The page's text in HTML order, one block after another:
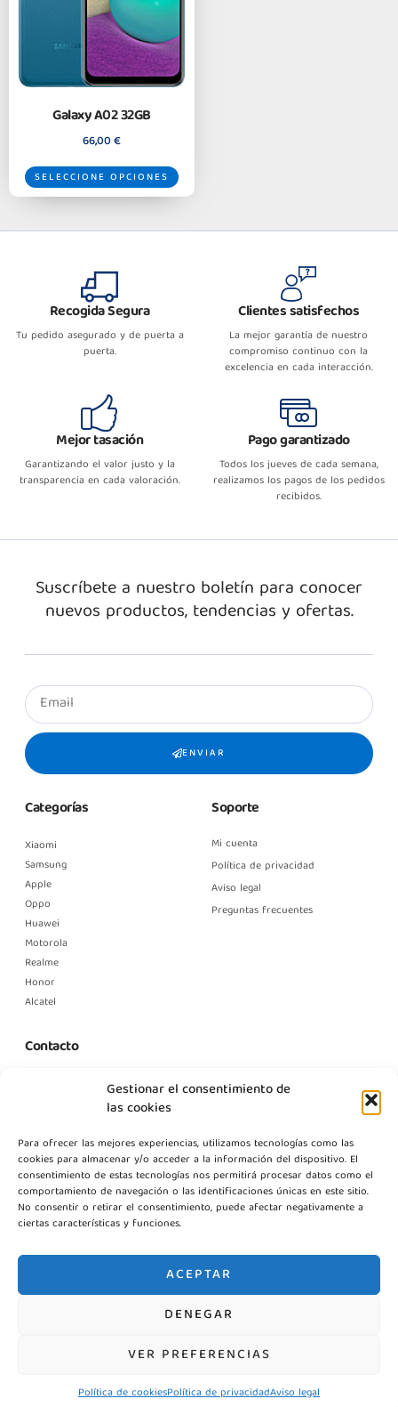
Gestionar el consentimiento de
las cookies
Para ofrecer las mejores experiencias, utilizamos tecnologías como las
cookies para almacenar y/o acceder a la información del dispositivo. El
consentimiento de estas tecnologías nos permitirá procesar datos como el
comportamiento de navegación o las identificaciones únicas en este sitio.
No consentir o retirar el consentimiento, puede afectar negativamente a
ciertas características y funciones.
ACEPTAR
DENEGAR
VER PREFERENCIAS
Política de cookiesPolítica de privacidadAviso legal
Galaxy A02 32GB
66,00€
SELECCIONE OPCIONES
Recogida Segura
Tu pedido asegurado y de puerta a
puerta.
Clientes satisfechos
La mejor garantía de nuestro
compromiso continuo con la
excelencia en cada interacción.
Mejor tasación
Garantizando el valor justo y la
transparencia en cada valoración.
Pago garantizado
Todos los jueves de cada semana,
realizamos los pagos de los pedidos
recibidos.
Suscríbete a nuestro boletín para conocer
nuevos productos, tendencias y ofertas.
ENVIAR
Categorías
Xiaomi
Samsung
Apple
Oppo
Huawei
Motorola
Realme
Honor
Alcatel
Soporte
Mi cuenta
Política de privacidad
Aviso legal
Preguntas frecuentes
Contacto
C. Margarita Nelken, 12, Nave 2, Modulo 1, Pol Prologics, 28830
+34 915 916 113
+34 744 667 846
Contáctanos